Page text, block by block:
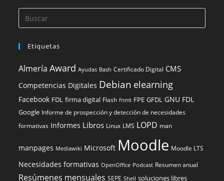
Etiquetas
Almería Award Ayudas Bash Certificado Digital CMS
Competencias Digitales Debian elearning
Facebook FDL firma digital Flash fnmt FPE GFDL GNU FDL
Google Informe de prospección y detección de necesidades
formativas Informes Libros Linux LMS LOPD man
manpages Mediawiki Microsoft Moodle Moodle LTS
Necesidades formativas OpenOffice Podcast Resumen anual
Resúmenes mensuales SEPE Shell soluciones libres